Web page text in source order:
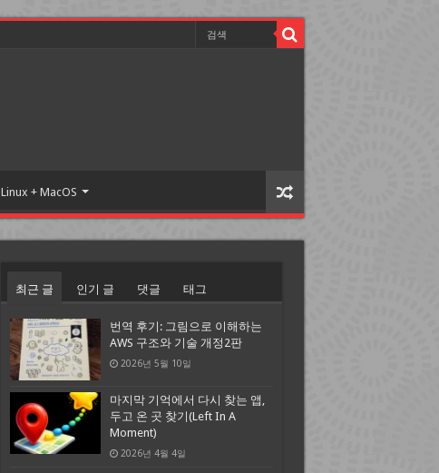
Linux + MacOS
최근 글 인기 글 댓글 태그
번역 후기: 그림으로 이해하는
AWS 구조와 기술 개정2판
2026년 5월 10일
마지막 기억에서 다시 찾는 앱,
두고 온 곳 찾기(Left In A
Moment)
2026년 4월 4일